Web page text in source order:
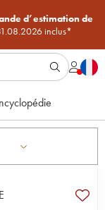
d’estimation de
inclus*